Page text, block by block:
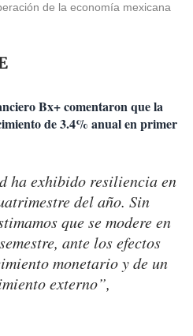
de la economía mexicana
Bx+ comentaron que la
de 3.4% anual en primer
ha exhibido resiliencia en
del año. Sin
que se modere en
ante los efectos
monetario y de un
externo”,